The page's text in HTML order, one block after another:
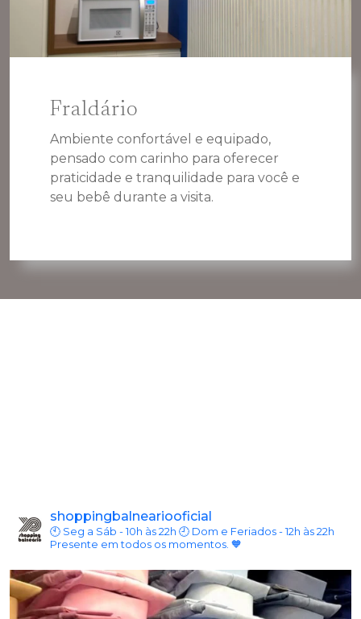
Fraldário
Ambiente confortável e equipado,
pensado com carinho para oferecer
praticidade e tranquilidade para você e
seu bebê durante a visita.
shoppingbalneariooficial
🕙 Seg a Sáb - 10h às 22h 🕘 Dom e Feriados - 12h às 22h
Presente em todos os momentos. 🧡